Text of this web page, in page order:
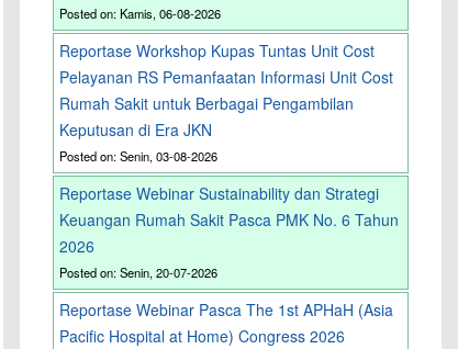
Posted on: Kamis, 06-08-2026
Reportase Workshop Kupas Tuntas Unit Cost
Pelayanan RS Pemanfaatan Informasi Unit Cost
Rumah Sakit untuk Berbagai Pengambilan
Keputusan di Era JKN
Posted on: Senin, 03-08-2026
Reportase Webinar Sustainability dan Strategi
Keuangan Rumah Sakit Pasca PMK No. 6 Tahun
2026
Posted on: Senin, 20-07-2026
Reportase Webinar Pasca The 1st APHaH (Asia
Pacific Hospital at Home) Congress 2026